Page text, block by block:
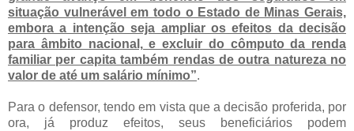
situação vulnerável em todo o Estado de Minas Gerais,
embora a intenção seja ampliar os efeitos da decisão
para âmbito nacional, e excluir do cômputo da renda
familiar per capita também rendas de outra natureza no
valor de até um salário mínimo”.
Para o defensor, tendo em vista que a decisão proferida, por
ora, já produz efeitos, seus beneficiários podem